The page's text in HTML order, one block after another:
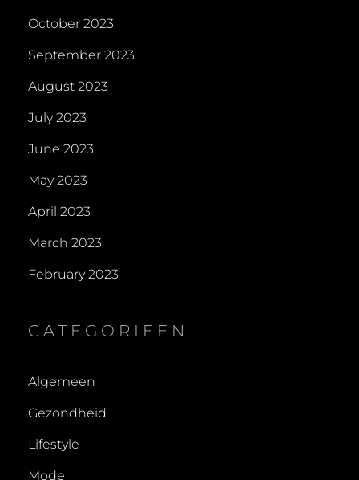
October 2023
September 2023
August 2023
July 2023
June 2023
May 2023
April 2023
March 2023
February 2023
CATEGORIEËN
Algemeen
Gezondheid
Lifestyle
Mode